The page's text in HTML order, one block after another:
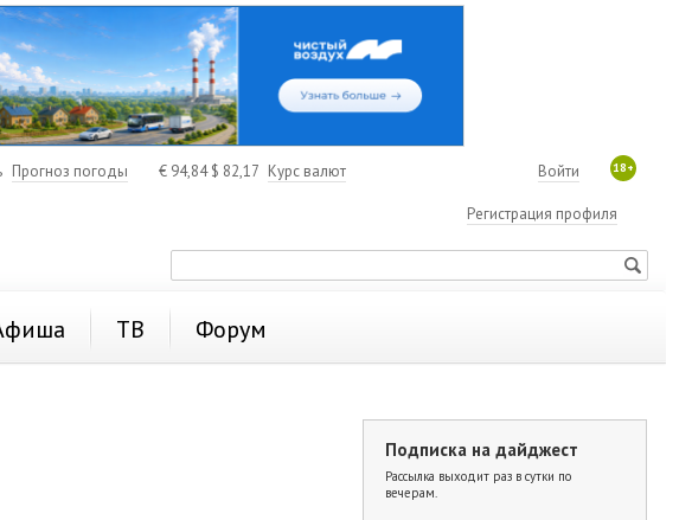
Прогноз погоды € 94,84$ 82,17 Курс валют 18+
Войти
Регистрация профиля
ТВ Форум
Подписка на дайджест
Рассылка выходит раз в сутки по
вечерам.